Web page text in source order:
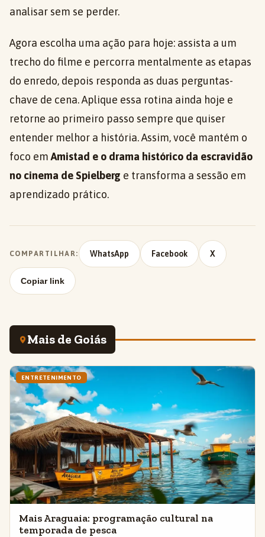
analisar sem se perder.
Agora escolha uma ação para hoje: assista a um
trecho do filme e percorra mentalmente as etapas
do enredo, depois responda as duas perguntas-
chave de cena. Aplique essa rotina ainda hoje e
retorne ao primeiro passo sempre que quiser
entender melhor a história. Assim, você mantém o
foco emAmistad e o drama histórico da escravidão
no cinema de Spielberg e transforma a sessão em
aprendizado prático.
COMPARTILHAR: WhatsApp Facebook X
Copiar link
Mais de Goiás
ENTRETENIMENTO
Mais Araguaia: programação cultural na
temporada de pesca